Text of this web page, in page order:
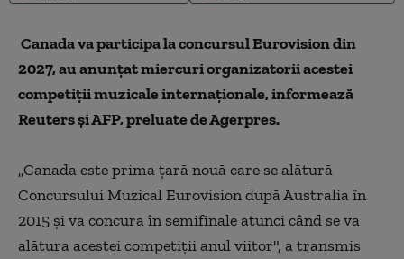
Canada va participa la concursul Eurovision din
2027, au anunţat miercuri organizatorii acestei
competiţii muzicale internaţionale, informează
Reuters şi AFP, preluate de Agerpres.
„Canada este prima ţară nouă care se alătură
Concursului Muzical Eurovision după Australia în
2015 şi va concura în semifinale atunci când se va
alătura acestei competiţii anul viitor", a transmis